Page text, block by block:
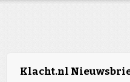
Klacht.nl